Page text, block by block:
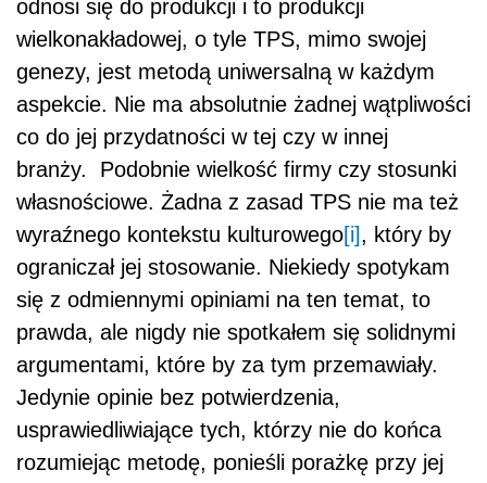
odnosi się do produkcji i to produkcji
wielkonakładowej, o tyle TPS, mimo swojej
genezy, jest metodą uniwersalną w każdym
aspekcie. Nie ma absolutnie żadnej wątpliwości
co do jej przydatności w tej czy w innej
branży. Podobnie wielkość firmy czy stosunki
własnościowe. Żadna z zasad TPS nie ma też
wyraźnego kontekstu kulturowego[i], który by
ograniczał jej stosowanie. Niekiedy spotykam
się z odmiennymi opiniami na ten temat, to
prawda, ale nigdy nie spotkałem się solidnymi
argumentami, które by za tym przemawiały.
Jedynie opinie bez potwierdzenia,
usprawiedliwiające tych, którzy nie do końca
rozumiejąc metodę, ponieśli porażkę przy jej